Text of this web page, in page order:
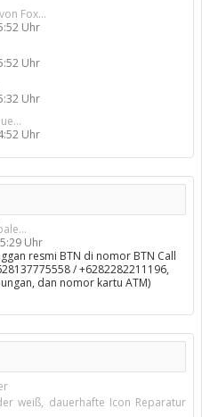
Fox...
Uhr
Uhr
Uhr
Uhr
Uhr
resmi BTN di nomor BTN Call
/ +6282282211196,
dan nomor kartu ATM)
weiß, dauerhafte Icon Reparatur